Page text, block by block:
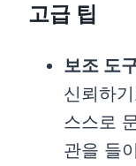
고급 팁
보조 도
신뢰하
스스로
관을 들